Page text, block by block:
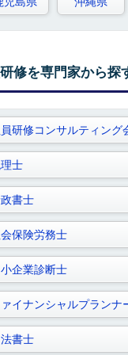
修を専門家から探
研修コンサルティング
士
書士
保険労務士
企業診断士
イナンシャルプランナ
書士